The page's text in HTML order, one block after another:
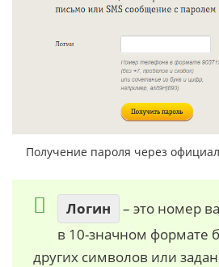
Получение пароля через
Логин
– это номер
в 10-значном формате
других символов или